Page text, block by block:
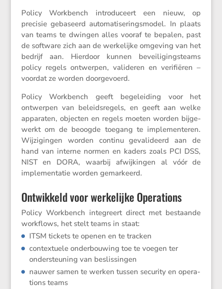
Policy Workbench intro­du­ceert een nieuw, op
precisie gebaseerd automa­ti­se­rings­model. In plaats
van teams te dwingen alles vooraf te bepalen, past
de software zich aan de werke­lijke omgeving van het
bedrijf aan. Hierdoor kunnen bevei­li­gings­teams
policy regels ontwerpen, valideren en verifi­ëren –
voordat ze worden doorgevoerd.
Policy Workbench geeft begelei­ding voor het
ontwerpen van beleids­re­gels, en geeft aan welke
apparaten, objecten en regels moeten worden bijge­
werkt om de beoogde toegang te imple­men­teren.
Wijzi­gingen worden continu gevali­deerd aan de
hand van interne normen en kaders zoals PCI DSS,
NIST en DORA, waarbij afwij­kingen al vóór de
imple­men­tatie worden gemarkeerd.
Ontwikkeld voor werkelijke Operations
Policy Workbench integreert direct met bestaande
workflows, het stelt teams in staat:
ITSM tickets te openen en te tracken
contex­tuele onder­bou­wing toe te voegen ter
onder­steu­ning van beslissingen
nauwer samen te werken tussen security en opera­
tions teams